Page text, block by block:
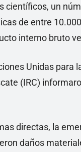
científicos, un
de entre
interno bruto
Unidas para
(IRC)
directas, la
daños